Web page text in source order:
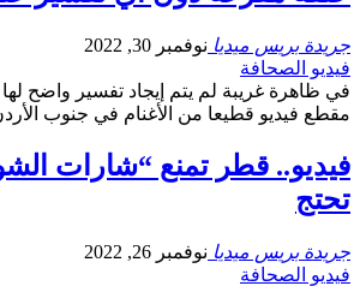
جريدة بريس ميديا نوفمبر 30, 2022
فيديو الصحافة
في ظاهرة غريبة لم يتم إيجاد تفسير واضح لها
مقطع فيديو قطيعا من الأغنام في جنوب
فيديو.. قطر تمنع “شارات
تحتج
جريدة بريس ميديا نوفمبر 26, 2022
فيديو الصحافة